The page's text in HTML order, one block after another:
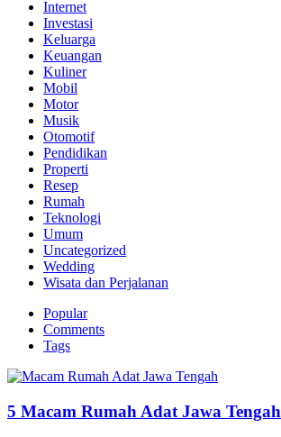
Internet
Investasi
Keluarga
Keuangan
Kuliner
Mobil
Motor
Musik
Otomotif
Pendidikan
Properti
Resep
Rumah
Teknologi
Umum
Uncategorized
Wedding
Wisata dan Perjalanan
Popular
Comments
Tags
5 Macam Rumah Adat Jawa Tengah